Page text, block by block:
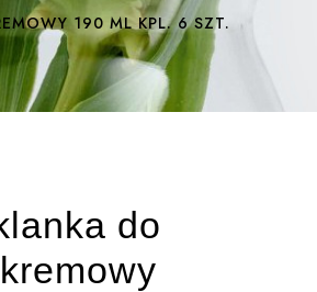
190 ML KPL. 6 SZT.
do